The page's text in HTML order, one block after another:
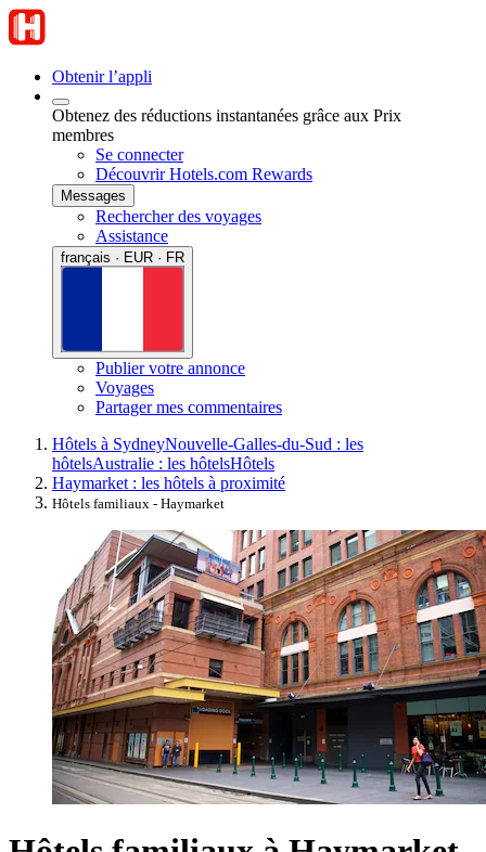
Obtenir l’appli
Obtenez des réductions instantanées grâce aux Prix
membres
Se connecter
Découvrir Hotels.com Rewards
Messages
Rechercher des voyages
Assistance
français · EUR · FR
Publier votre annonce
Voyages
Partager mes commentaires
Hôtels à SydneyNouvelle-Galles-du-Sud : les
hôtelsAustralie : les hôtelsHôtels
Haymarket : les hôtels à proximité
Hôtels familiaux - Haymarket